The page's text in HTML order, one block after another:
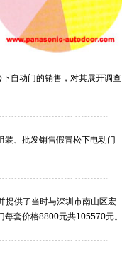
自动门的销售，对其展开调查
装、批发销售假冒松下电动门
提供了当时与深圳市南山区宏
套价格8800元共105570元。